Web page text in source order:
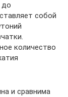
до
собой
количество
и сравнима